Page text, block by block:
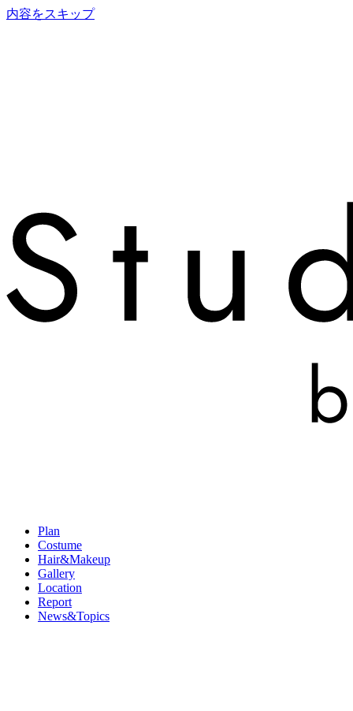
内容をスキップ
Plan
Costume
Hair&Makeup
Gallery
Location
Report
News&Topics